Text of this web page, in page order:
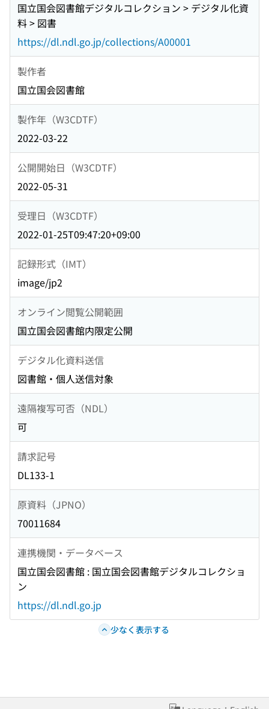
国立国会図書館デジタルコレクション > デジタル化資
料 > 図書
https://dl.ndl.go.jp/collections/A00001
製作者
国立国会図書館
製作年（W3CDTF）
2022-03-22
公開開始日（W3CDTF）
2022-05-31
受理日（W3CDTF）
2022-01-25T09:47:20+09:00
記録形式（IMT）
image/jp2
オンライン閲覧公開範囲
国立国会図書館内限定公開
デジタル化資料送信
図書館・個人送信対象
遠隔複写可否（NDL）
可
請求記号
DL133-1
原資料（JPNO）
70011684
連携機関・データベース
国立国会図書館 : 国立国会図書館デジタルコレクショ
ン
https://dl.ndl.go.jp
少なく表示する